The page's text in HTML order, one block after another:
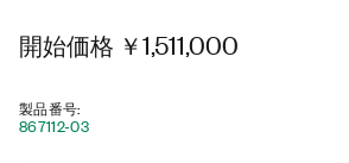
開始価格 ￥1,511,000
製品番号:
867112-03